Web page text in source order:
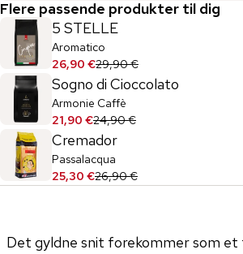
Flere passende produkter til dig
5 STELLE
Aromatico
26,90 €29,90 €
Sogno di Cioccolato
Armonie Caffè
21,90 €24,90 €
Cremador
Passalacqua
25,30 €26,90 €
Det gyldne snit forekommer som et